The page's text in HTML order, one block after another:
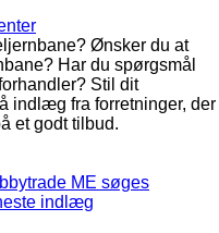
Ønsker du at
Har du spørgsmål
Stil dit
indlæg fra forretninger, der
et godt tilbud.
ME søges
indlæg